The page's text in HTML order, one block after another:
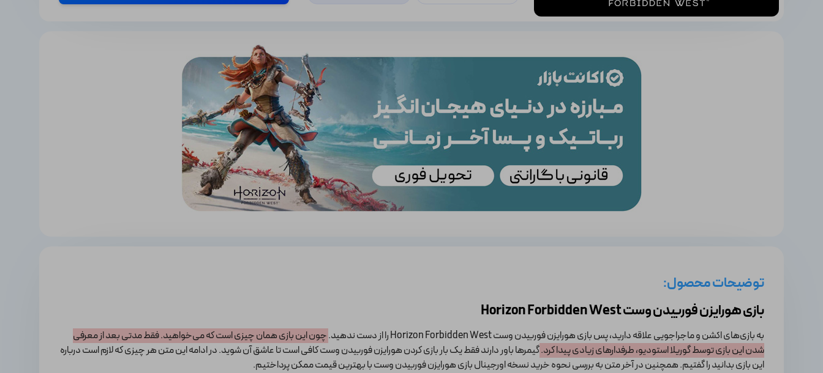
توضیحات محصول:
بازی هورایزن فوربیدن وست Horizon Forbidden West
به بازی‌های اکشن و ماجراجویی علاقه دارید، پس بازی هورایزن فوربیدن وست Horizon Forbidden West را از دست ندهید.
چون این بازی همان چیزی است که می‌خواهید. فقط مدتی بعد از معرفی
شدن این بازی توسط گوریلا استودیو، طرفدارهای زیادی پیدا کرد.گیمرها باور دارند فقط یک بار بازی کردن هورایزن فوربیدن وست کافی است تا عاشق آن شوید. در ادامه این متن هر چیزی که لازم است درباره
این بازی بدانید را گفتیم. همچنین در آخر متن به بررسی نحوه خرید نسخه اورجینال بازی هورایزن فوربیدن وست با بهترین قیمت ممکن پرداختیم.